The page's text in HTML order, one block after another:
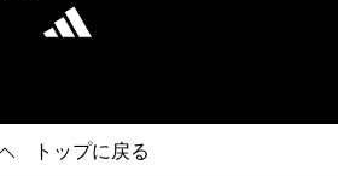
トップに戻る